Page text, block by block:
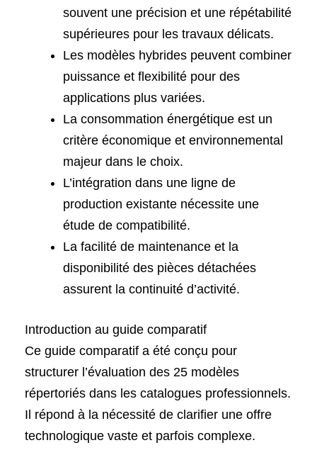
souvent une précision et une répétabilité
supérieures pour les travaux délicats.
Les modèles hybrides peuvent combiner
puissance et flexibilité pour des
applications plus variées.
La consommation énergétique est un
critère économique et environnemental
majeur dans le choix.
L’intégration dans une ligne de
production existante nécessite une
étude de compatibilité.
La facilité de maintenance et la
disponibilité des pièces détachées
assurent la continuité d’activité.
Introduction au guide comparatif
Ce guide comparatif a été conçu pour
structurer l’évaluation des 25 modèles
répertoriés dans les catalogues professionnels.
Il répond à la nécessité de clarifier une offre
technologique vaste et parfois complexe.